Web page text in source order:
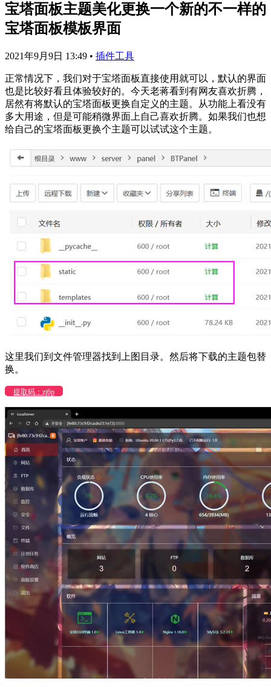
宝塔面板主题美化更换一个新的不一样的
宝塔面板模板界面
2021年9月9日 13:49 • 插件工具
正常情况下，我们对于宝塔面板直接使用就可以，默认的界面
也是比较好看且体验较好的。今天老蒋看到有网友喜欢折腾，
居然有将默认的宝塔面板更换自定义的主题。从功能上看没有
多大用途，但是可能稍微界面上自己喜欢折腾。如果我们也想
给自己的宝塔面板更换个主题可以试试这个主题。
这里我们到文件管理器找到上图目录。然后将下载的主题包替
换。
提取码：zj6p